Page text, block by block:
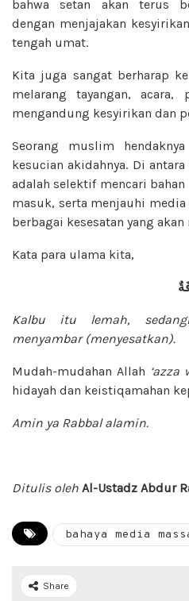
bahwa setan akan terus
dengan menjajakan
tengah umat.
Kita juga sangat berharap
melarang tayangan,
mengandung kesyirikan dan
Seorang muslim
kesucian akidahnya. Di
adalah selektif mencari
masuk, serta menjauhi
berbagai kesesatan yang
Kata para ulama kita,
Kalbu itu lemah,
menyambar (menyesatkan).
Mudah-mudahan Allah ‘azza
hidayah dan keistiqamahan
Amin ya Rabbal alamin.
Ditulis oleh Al-Ustadz Abdur
bahaya media
Share